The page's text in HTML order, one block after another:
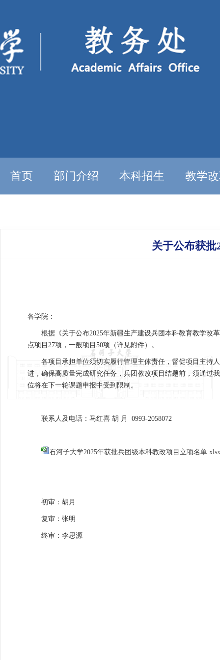
首页 部门介绍 本科招生 教学
关于公布获
各学院：
根据《关于公布2025年新疆生产建设兵团本科教育教学改
点项目27项，一般项目50项（详见附件）。
各项目承担单位须切实履行管理主体责任，督促项目主持
进，确保高质量完成研究任务，兵团教改项目结题前，须通过
位将在下一轮课题申报中受到限制。
联系人及电话：马红喜 胡 月 0993-2058072
石河子大学2025年获批兵团级本科教改项目立项名单.xlsx
初审：胡月
复审：张明
终审：李思源